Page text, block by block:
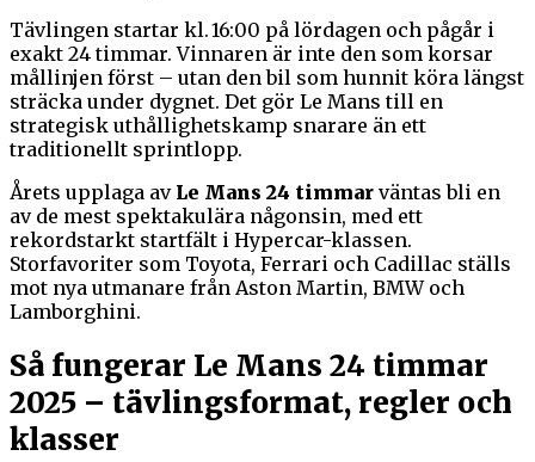
Tävlingen startar kl. 16:00 på lördagen och pågår i
exakt 24 timmar. Vinnaren är inte den som korsar
mållinjen först – utan den bil som hunnit köra längst
sträcka under dygnet. Det gör Le Mans till en
strategisk uthållighetskamp snarare än ett
traditionellt sprintlopp.
Årets upplaga av Le Mans 24 timmar väntas bli en
av de mest spektakulära någonsin, med ett
rekordstarkt startfält i Hypercar-klassen.
Storfavoriter som Toyota, Ferrari och Cadillac ställs
mot nya utmanare från Aston Martin, BMW och
Lamborghini.
Så fungerar Le Mans 24 timmar
2025 – tävlingsformat, regler och
klasser